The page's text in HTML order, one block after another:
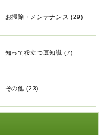
お掃除・メンテナンス (29)
知って役立つ豆知識 (7)
その他 (23)